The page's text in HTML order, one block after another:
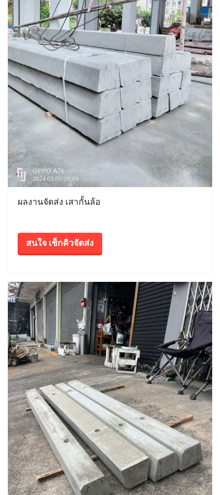
ผลงานจัดส่ง เสากั้นล้อ
สนใจ เช็กคิวจัดส่ง